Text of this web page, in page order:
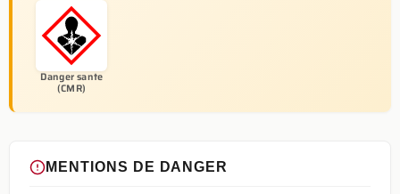
Danger sante
(CMR)
MENTIONS DE DANGER